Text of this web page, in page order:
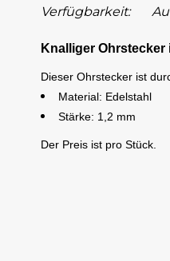
Verfügbarkeit:
Knalliger Ohrstecker
Dieser Ohrstecker ist
Material: Edelstahl
Stärke: 1,2 mm
Der Preis ist pro Stück.